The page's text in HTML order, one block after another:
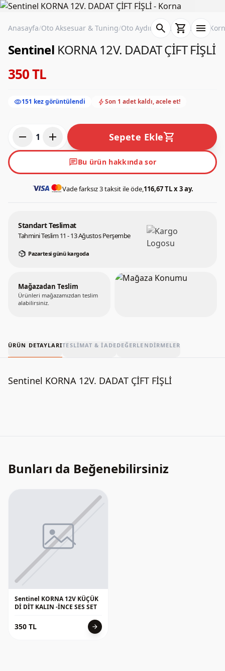
search shopping_cart menu
Anasayfa/Oto Aksesuar & Tuning/Oto Aydınlatma & Elektrik
Sentinel KORNA 12V. DADAT ÇİFT FİŞLİ
350 TL
visibility151 kez görüntülendi boltSon 1 adet kaldı, acele et!
remove 1 add Sepete Ekleshopping_cart
chatBu ürün hakkında sor
Vade farksız 3 taksit ile öde,116,67 TL x 3 ay.
Standart Teslimat
Tahmini Teslim 11 - 13 Ağustos Perşembe
Pazartesi günü kargoda
Mağazadan Teslim
Ürünleri mağazamızdan teslim
alabilirsiniz.
ÜRÜN DETAYLARITESLIMAT & İADEDEĞERLENDIRMELER
Sentinel KORNA 12V. DADAT ÇİFT FİŞLİ
Bunları da Beğenebilirsiniz
Sentinel KORNA 12V KÜÇÜK
Dİ DİT KALIN -İNCE SES SET
350 TL arrow_forward